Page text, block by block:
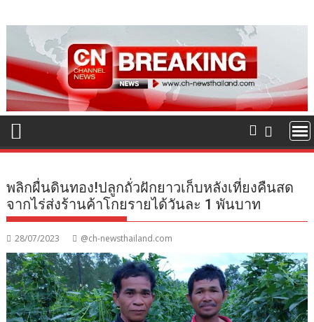
to
content
พลิกผื่นดินทอง!ปลูกถั่วฝักยาวเก็บหลังเที่ยงคืนสด
จากไร่ส่งร้านค้าโกยรายได้วันละ 1 พันบาท
28/07/2023 @ch-newsthailand.com